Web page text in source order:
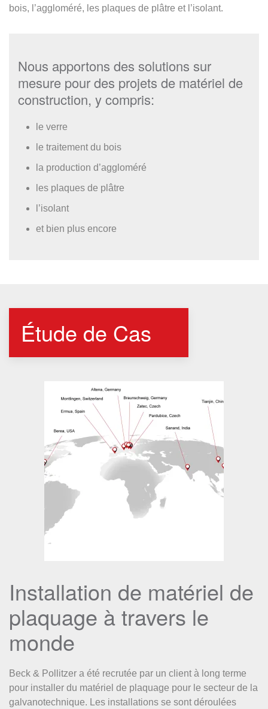
bois, l’aggloméré, les plaques de plâtre et l’isolant.
Nous apportons des solutions sur
mesure pour des projets de matériel de
construction, y compris:
le verre
le traitement du bois
la production d’aggloméré
les plaques de plâtre
l’isolant
et bien plus encore
Étude de Cas
Installation de matériel de
plaquage à travers le
monde
Beck & Pollitzer a été recrutée par un client à long terme
pour installer du matériel de plaquage pour le secteur de la
galvanotechnique. Les installations se sont déroulées